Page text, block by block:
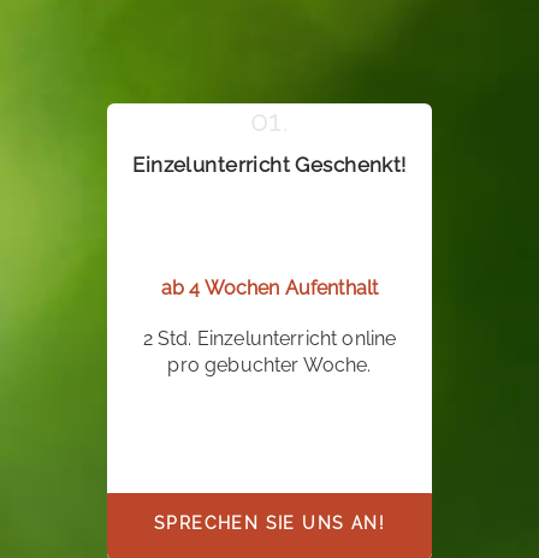
Einzelunterricht Geschenkt!
ab 4 Wochen Aufenthalt
2 Std. Einzelunterricht online
pro gebuchter Woche.
SPRECHEN SIE UNS AN!